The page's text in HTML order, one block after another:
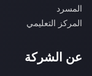
المسرد
المركز التعليمي
عن الشركة